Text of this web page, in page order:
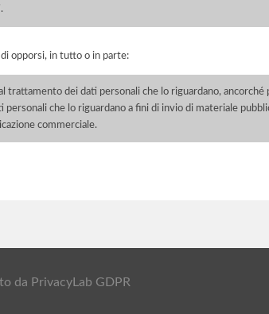
opporsi, in tutto o in parte:
trattamento dei dati personali che lo riguardano, ancorché
personali che lo riguardano a fini di invio di materiale
commerciale.
da PrivacyLab GDPR